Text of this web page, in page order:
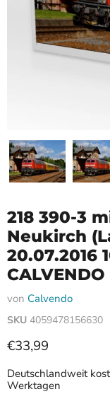
218 390-3
Neukirch
20.07.2016
von Calvendo
SKU 4059478156630
Aktueller Preis
€33,99
Deutschlandweit
Werktagen